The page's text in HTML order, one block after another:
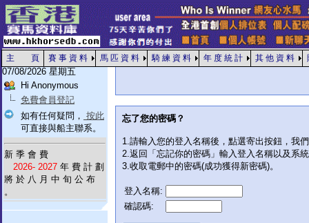
主 頁 賽 事 資 料 馬 匹 資 料 騎 練 資 料 年 度 統 計 其 他 資 料
07/08/2026 星期五
Hi Anonymous
免費會員登記
如有任何疑問， 按此
可直接與船主聯系。
新 季 會 費
2026- 2027 年 費 計 劃
將 於 八 月 中 旬 公 布
。
忘了您的密碼？
1.請輸入您的登入名稱後，點選寄出按鈕，我
2.返回「忘記你的密碼」輸入登入名稱以及系
3.收取電郵中的密碼(成功獲得新密碼)。
登入名稱:
確認碼: